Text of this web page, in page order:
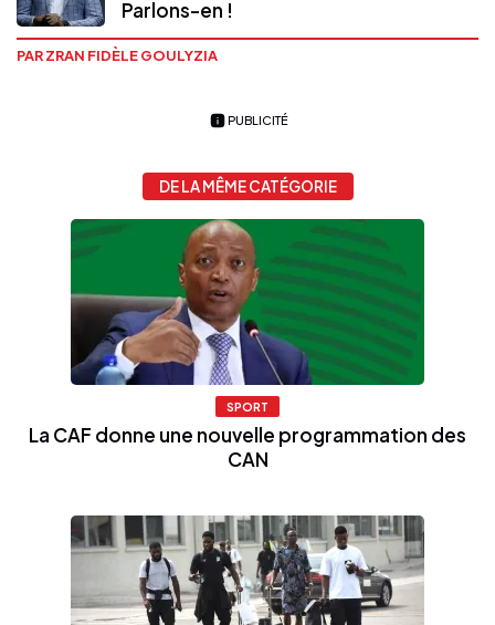
Parlons-en !
PAR ZRAN FIDÈLE GOULYZIA
PUBLICITÉ
DE LA MÊME CATÉGORIE
SPORT
La CAF donne une nouvelle programmation des
CAN